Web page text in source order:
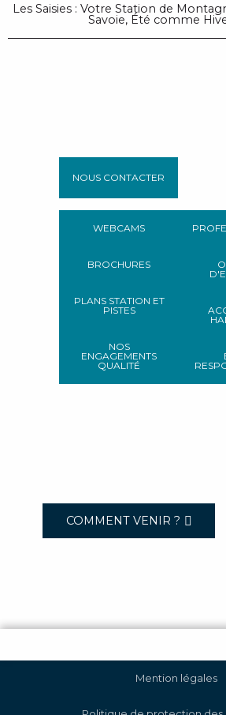
Les Saisies : Votre Station de
Savoie, Été comme
NOUS CONTACTER
WEBCAMS
BROCHURES
PLANS STATION ET
PISTES
NOS
ENGAGEMENTS
QUALITÉ
COMMENT VENIR ?
Mention légales